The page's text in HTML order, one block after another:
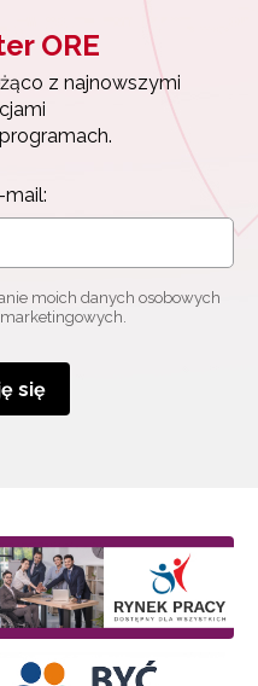
ORE
z najnowszymi
moich danych osobowych
się
z najnowszymi
moich danych